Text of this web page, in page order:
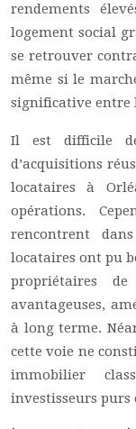
rendements
logement social
se retrouver
même si le
significative entre
Il est difficile
d’acquisitions
locataires à
opérations.
rencontrent
locataires ont pu
propriétaires
avantageuses,
à long terme.
cette voie ne
immobilier
investisseurs purs